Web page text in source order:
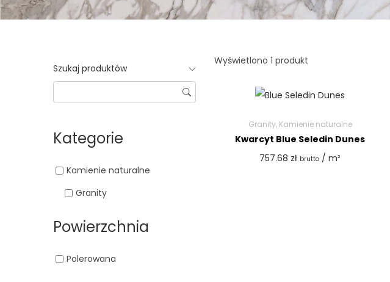
Wyświetlono 1 produkt
Granity, Kamienie naturalne
Kwarcyt Blue Seledin Dunes
757.68 zł brutto / m²
Szukaj produktów
Kategorie
Kamienie naturalne
Granity
Powierzchnia
Polerowana